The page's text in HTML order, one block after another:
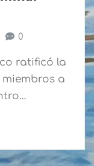
0
ratificó la
a